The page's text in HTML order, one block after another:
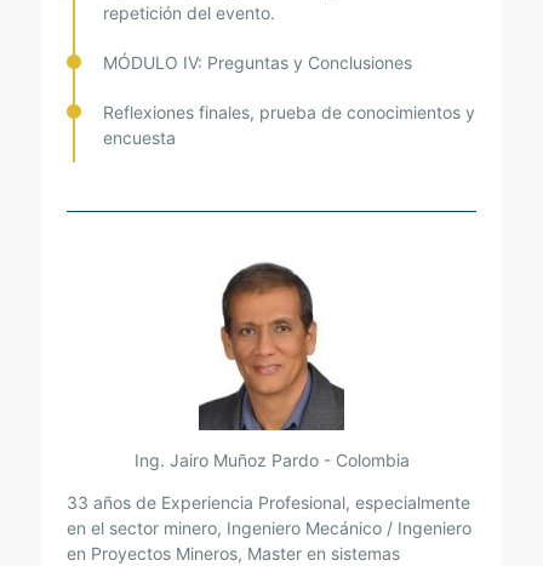
repetición del evento.
MÓDULO IV: Preguntas y Conclusiones
Reflexiones finales, prueba de conocimientos y
encuesta
Ing. Jairo Muñoz Pardo - Colombia
33 años de Experiencia Profesional, especialmente
en el sector minero, Ingeniero Mecánico / Ingeniero
en Proyectos Mineros, Master en sistemas